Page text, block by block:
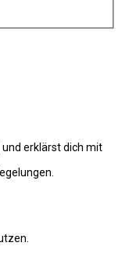
und erklärst dich mit